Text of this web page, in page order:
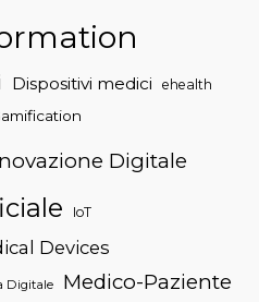
Dispositivi medici ehealth
Digitale
IoT
Devices
Digitale
Medico-Paziente